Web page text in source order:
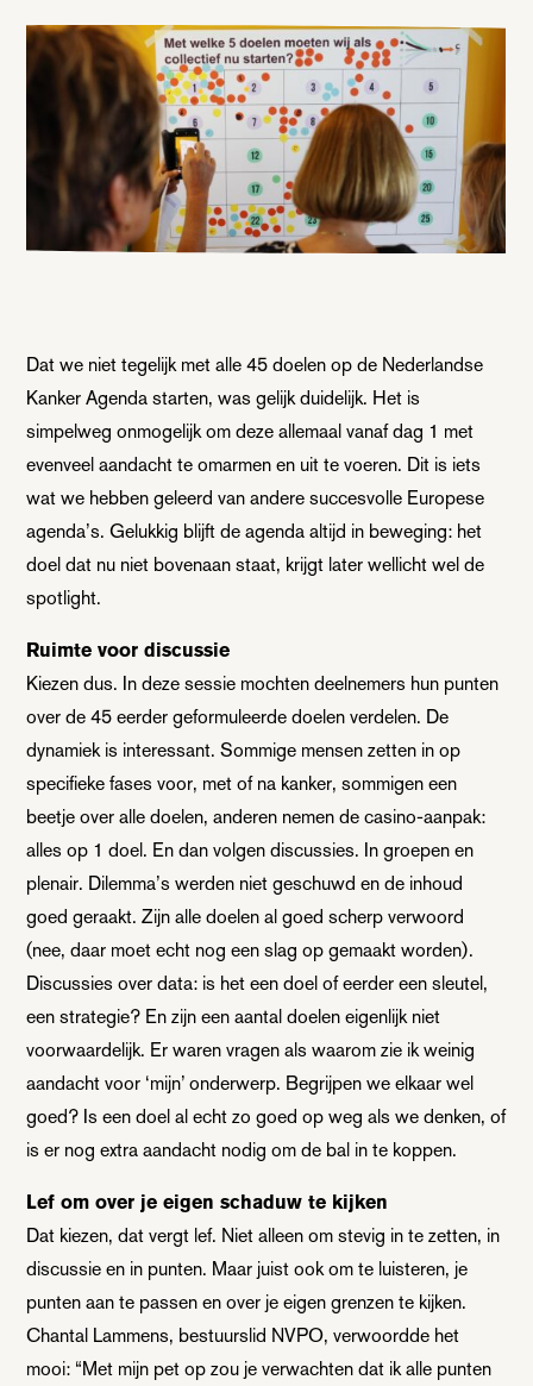
Dat we niet tegelijk met alle 45 doelen op de Nederlandse
Kanker Agenda starten, was gelijk duidelijk. Het is
simpelweg onmogelijk om deze allemaal vanaf dag 1 met
evenveel aandacht te omarmen en uit te voeren. Dit is iets
wat we hebben geleerd van andere succesvolle Europese
agenda’s. Gelukkig blijft de agenda altijd in beweging: het
doel dat nu niet bovenaan staat, krijgt later wellicht wel de
spotlight.
Ruimte voor discussie
Kiezen dus. In deze sessie mochten deelnemers hun punten
over de 45 eerder geformuleerde doelen verdelen. De
dynamiek is interessant. Sommige mensen zetten in op
specifieke fases voor, met of na kanker, sommigen een
beetje over alle doelen, anderen nemen de casino-aanpak:
alles op 1 doel. En dan volgen discussies. In groepen en
plenair. Dilemma’s werden niet geschuwd en de inhoud
goed geraakt. Zijn alle doelen al goed scherp verwoord
(nee, daar moet echt nog een slag op gemaakt worden).
Discussies over data: is het een doel of eerder een sleutel,
een strategie? En zijn een aantal doelen eigenlijk niet
voorwaardelijk. Er waren vragen als waarom zie ik weinig
aandacht voor ‘mijn’ onderwerp. Begrijpen we elkaar wel
goed? Is een doel al echt zo goed op weg als we denken, of
is er nog extra aandacht nodig om de bal in te koppen.
Lef om over je eigen schaduw te kijken
Dat kiezen, dat vergt lef. Niet alleen om stevig in te zetten, in
discussie en in punten. Maar juist ook om te luisteren, je
punten aan te passen en over je eigen grenzen te kijken.
Chantal Lammens, bestuurslid NVPO, verwoordde het
mooi: “Met mijn pet op zou je verwachten dat ik alle punten